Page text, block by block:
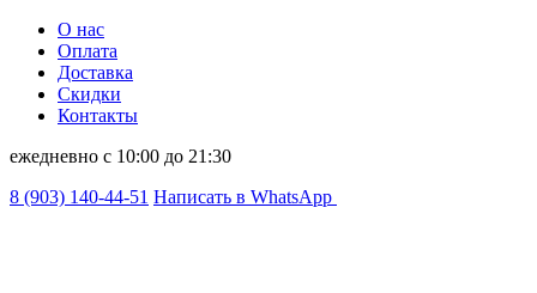
О нас
Оплата
Доставка
Скидки
Контакты
ежедневно с 10:00 до 21:30
8 (903) 140-44-51 Написать в WhatsApp